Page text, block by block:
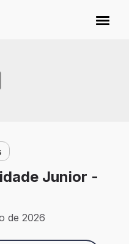
Junior -
de 2026